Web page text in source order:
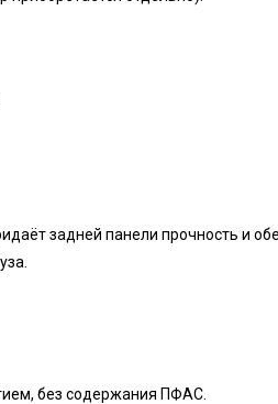
задней панели прочность и
без содержания ПФАС.